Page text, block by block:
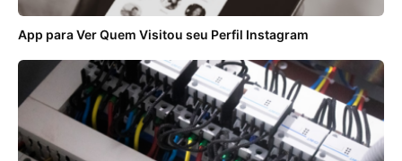
App para Ver Quem Visitou seu Perfil Instagram